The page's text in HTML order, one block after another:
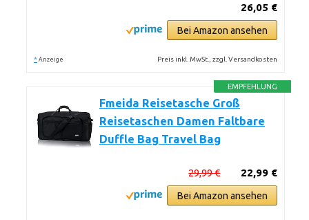
26,05 €
Bei Amazon ansehen
* Anzeige Preis inkl. MwSt., zzgl. Versandkosten
EMPFEHLUNG
Fmeida Reisetasche Groß
Reisetaschen Damen Faltbare
Duffle Bag Travel Bag
22,99 €
29,99 €
Bei Amazon ansehen